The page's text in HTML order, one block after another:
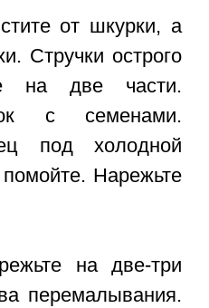
от шкурки, а
Стручки острого
на две части.
с семенами.
под холодной
Нарежьте
на две-три
перемалывания.